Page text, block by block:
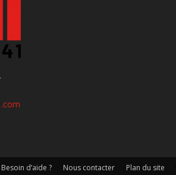
Besoin d’aide ? Nous contacter Plan du site